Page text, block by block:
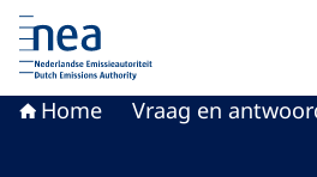
Naar de homepage van
Home Vraag en